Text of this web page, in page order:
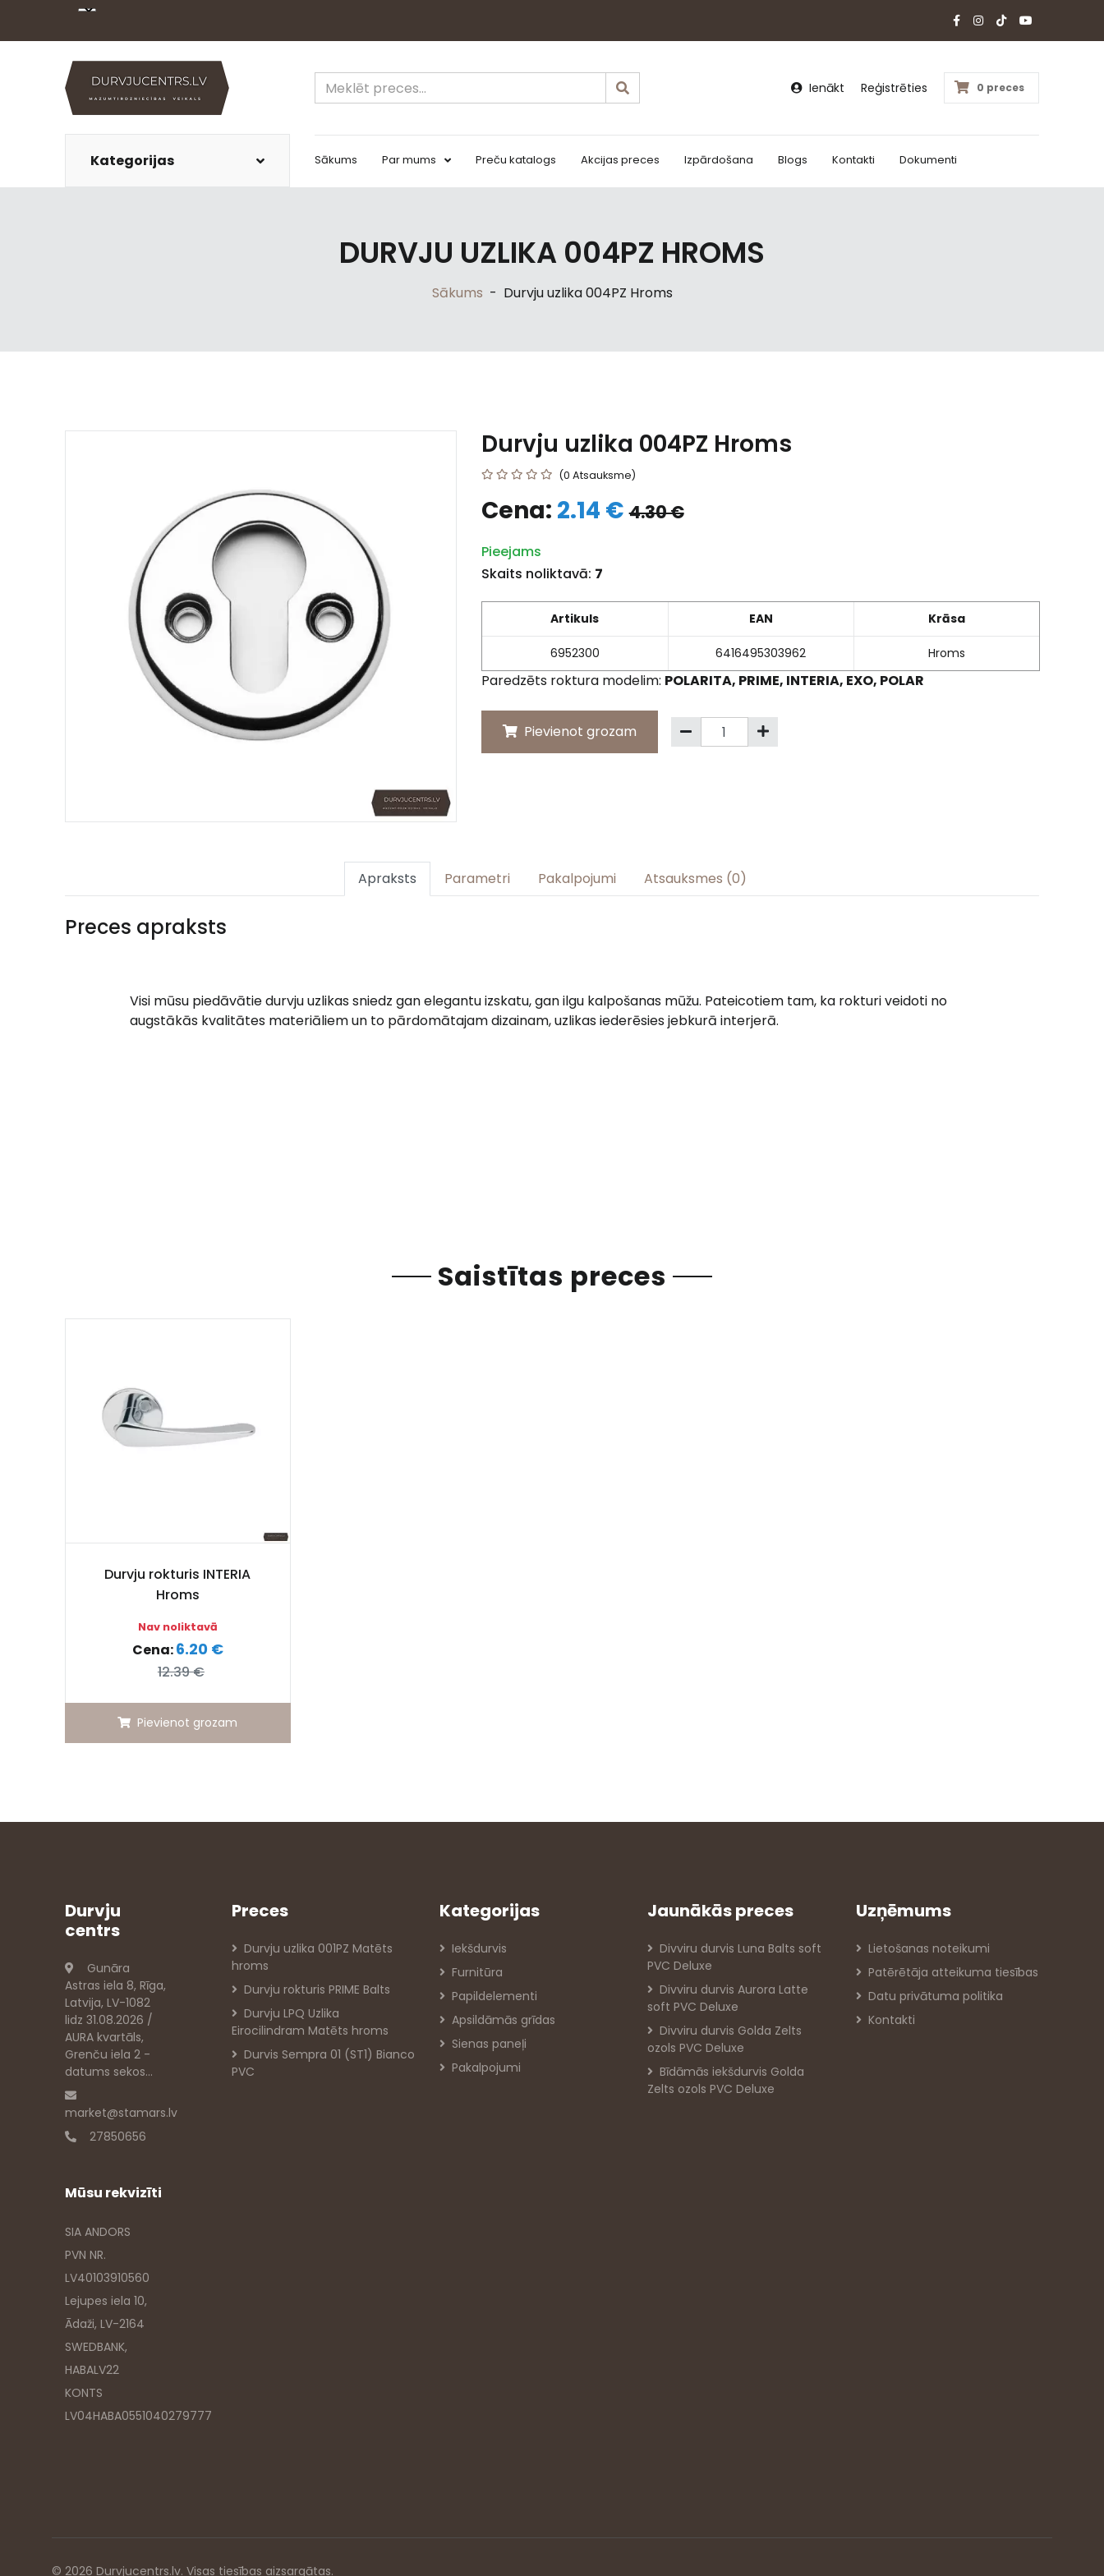
Ienākt Reģistrēties 0 preces
Kategorijas Sākums Par mums Preču katalogs Akcijas preces Izpārdošana Blogs Kontakti Dokumenti
DURVJU UZLIKA 004PZ HROMS
Sākums - Durvju uzlika 004PZ Hroms
Durvju uzlika 004PZ Hroms
(0 Atsauksme)
Cena: 2.14 €4.30 €
Pieejams
Skaits noliktavā: 7
Artikuls EAN Krāsa
6952300 6416495303962 Hroms
Paredzēts roktura modelim: POLARITA, PRIME, INTERIA, EXO, POLAR
Pievienot grozam
Apraksts Parametri Pakalpojumi Atsauksmes (0)
Preces apraksts
Visi mūsu piedāvātie durvju uzlikas sniedz gan elegantu izskatu, gan ilgu kalpošanas mūžu. Pateicotiem tam, ka rokturi veidoti no
augstākās kvalitātes materiāliem un to pārdomātajam dizainam, uzlikas iederēsies jebkurā interjerā.
Saistītas preces
Durvju rokturis INTERIA
Hroms
Nav noliktavā
Cena:6.20 €
12.39 €
Pievienot grozam
Durvju
centrs
Gunāra
Astras iela 8, Rīga,
Latvija, LV-1082
lidz 31.08.2026 /
AURA kvartāls,
Grenču iela 2 -
datums sekos...
market@stamars.lv
27850656
Mūsu rekvizīti
SIA ANDORS
PVN NR.
LV40103910560
Lejupes iela 10,
Ādaži, LV-2164
SWEDBANK,
HABALV22
KONTS
LV04HABA0551040279777
Preces
Durvju uzlika 001PZ Matēts
hroms
Durvju rokturis PRIME Balts
Durvju LPQ Uzlika
Eirocilindram Matēts hroms
Durvis Sempra 01 (ST1) Bianco
PVC
Kategorijas
Iekšdurvis
Furnitūra
Papildelementi
Apsildāmās grīdas
Sienas paneļi
Pakalpojumi
Jaunākās preces
Divviru durvis Luna Balts soft
PVC Deluxe
Divviru durvis Aurora Latte
soft PVC Deluxe
Divviru durvis Golda Zelts
ozols PVC Deluxe
Bīdāmās iekšdurvis Golda
Zelts ozols PVC Deluxe
Uzņēmums
Lietošanas noteikumi
Patērētāja atteikuma tiesības
Datu privātuma politika
Kontakti
© 2026 Durvjucentrs.lv. Visas tiesības aizsargātas.